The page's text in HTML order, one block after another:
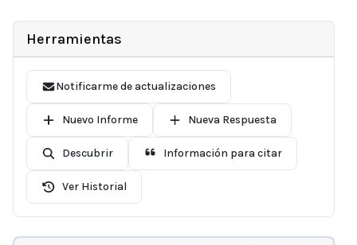
Herramientas
Notificarme de actualizaciones
Nuevo Informe Nueva Respuesta
Descubrir Información para citar
Ver Historial